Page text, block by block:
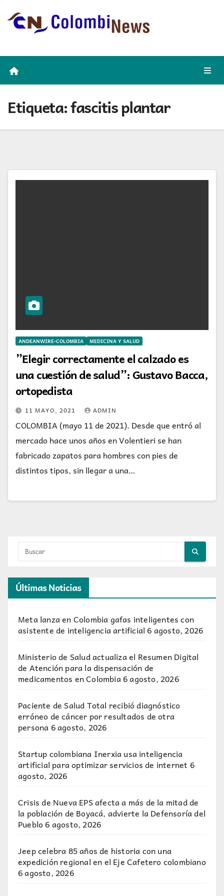
Etiqueta:fascitis plantar
ANDEANWIRE-COLOMBIA MEDICINA Y SALUD
”Elegir correctamente el calzado es
una cuestión de salud”: Gustavo Bacca,
ortopedista
11 MAYO, 2021 ADMIN
COLOMBIA (mayo 11 de 2021). Desde que entró al
mercado hace unos años en Volentieri se han
fabricado zapatos para hombres con pies de
distintos tipos, sin llegar a una…
Últimas Noticias
Meta lanza en Colombia gafas inteligentes con
asistente de inteligencia artificial 6 agosto, 2026
Ministerio de Salud actualiza el Resumen Digital
de Atención para la dispensación de
medicamentos en Colombia6 agosto, 2026
Paciente de Salud Total recibió diagnóstico
erróneo de cáncer por resultados de otra
persona6 agosto, 2026
Startup colombiana Inerxia usa inteligencia
artificial para optimizar servicios de internet 6
agosto, 2026
Crisis de Nueva EPS afecta a más de la mitad de
la población de Boyacá, advierte la Defensoría del
Pueblo6 agosto, 2026
Jeep celebra 85 años de historia con una
expedición regional en el Eje Cafetero colombiano
6 agosto, 2026